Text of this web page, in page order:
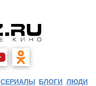
СЕРИАЛЫ БЛОГИ ЛЮДИ